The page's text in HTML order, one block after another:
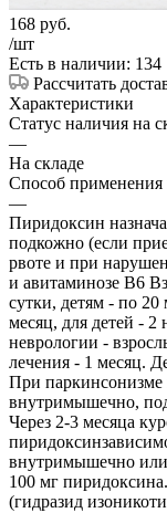
168 руб.
/шт
Есть в наличии: 134
Рассчитать
Характеристики
Статус наличия на
—
На складе
Способ применения
—
Пиридоксин
подкожно (если
рвоте и при
и авитаминозе B6
сутки, детям - по 20
месяц, для детей - 2
неврологии -
лечения - 1 месяц.
При паркинсонизме
внутримышечно,
Через 2-3 месяца
внутримышечно
100 мг
(гидразид